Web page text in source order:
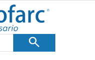
search